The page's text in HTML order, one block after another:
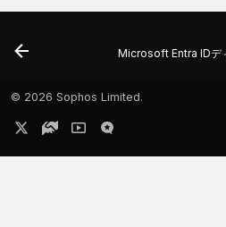
Microsoft Entra IDデ
© 2026 Sophos Limited.